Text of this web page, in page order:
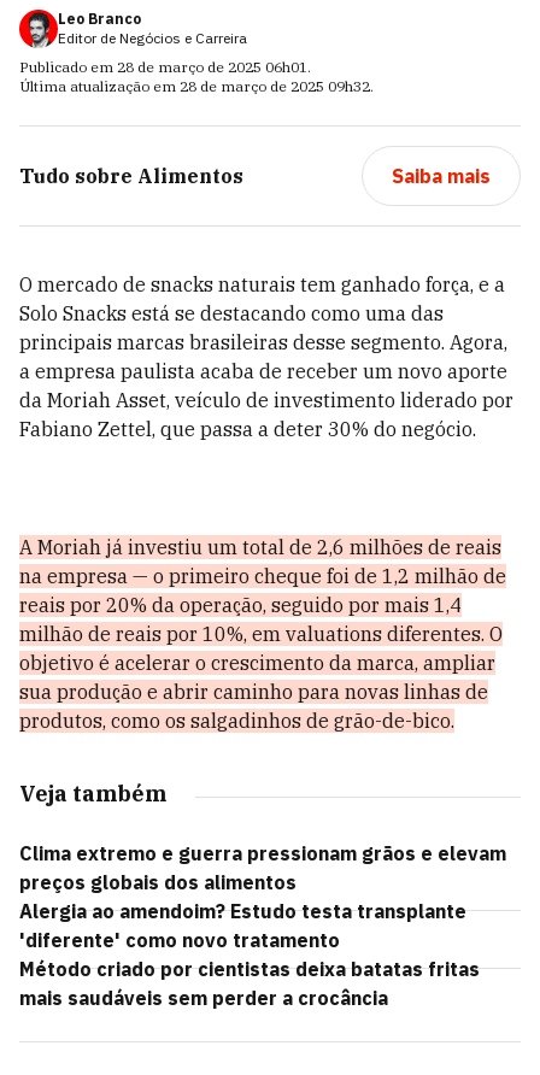
Leo Branco
Editor de Negócios e Carreira
Publicado em 28 de março de 2025 06h01.
Última atualização em 28 de março de 2025 09h32.
Tudo sobre Alimentos Saiba mais
O mercado de snacks naturais tem ganhado força, e a
Solo Snacks está se destacando como uma das
principais marcas brasileiras desse segmento. Agora,
a empresa paulista acaba de receber um novo aporte
da Moriah Asset, veículo de investimento liderado por
Fabiano Zettel, que passa a deter 30% do negócio.
A Moriah já investiu um total de 2,6 milhões de reais
na empresa — o primeiro cheque foi de 1,2 milhão de
reais por 20% da operação, seguido por mais 1,4
milhão de reais por 10%, em valuations diferentes. O
objetivo é acelerar o crescimento da marca, ampliar
sua produção e abrir caminho para novas linhas de
produtos, como os salgadinhos de grão-de-bico.
Veja também
Clima extremo e guerra pressionam grãos e elevam
preços globais dos alimentos
Alergia ao amendoim? Estudo testa transplante
'diferente' como novo tratamento
Método criado por cientistas deixa batatas fritas
mais saudáveis sem perder a crocância